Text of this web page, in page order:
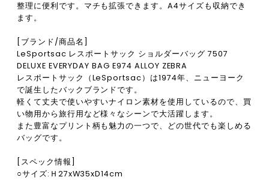
整理に便利です。マチも拡張できます。A4サイズも収納でき
ます。
[ブランド/商品名]
LeSportsac レスポートサック ショルダーバッグ 7507
DELUXE EVERYDAY BAG E974 ALLOY ZEBRA
レスポートサック（LeSportsac）は1974年、ニューヨーク
で誕生したバックブランドです。
軽くて丈夫で使いやすいナイロン素材を使用しているので、買
い物用から旅行用など様々なシーンで大活躍します。
また豊富なプリント柄も魅力の一つで、どの世代でも楽しめる
バッグです。
[スペック情報]
○サイズ:Ｈ27xW35xD14cm